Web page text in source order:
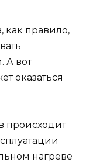
как правило,
А вот
оказаться
происходит
нагреве